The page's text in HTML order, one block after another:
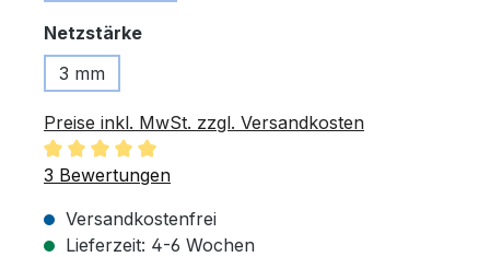
Netzstärkeauswählen
3 mm
Preise inkl. MwSt. zzgl. Versandkosten
Durchschnittliche Bewertung von 5 von 5 Sternen
3 Bewertungen
Versandkostenfrei
Lieferzeit: 4-6 Wochen